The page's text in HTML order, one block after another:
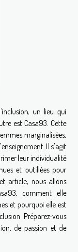
un lieu qui
est Casa93. Cette
marginalisées,
Il s'agit
leur individualité
et outillées pour
article, nous allons
comment elle
et pourquoi elle est
Préparez-vous
de passion et de